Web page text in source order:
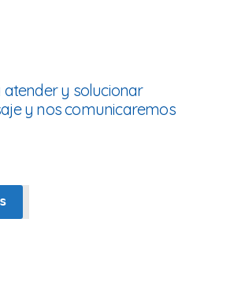
atender y solucionar
y nos comunicaremos